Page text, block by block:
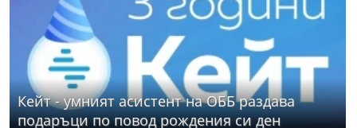
Кейт - умният асистент на ОББ раздава
подаръци по повод рождения си ден